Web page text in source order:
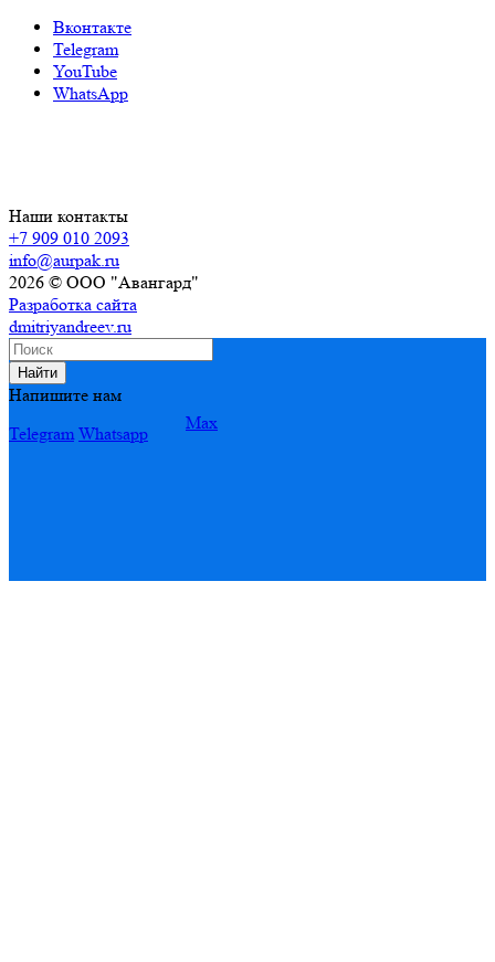
Вконтакте
Telegram
YouTube
WhatsApp
Наши контакты
+7 909 010 2093
info@aurpak.ru
2026 © ООО "Авангард"
Разработка сайта
dmitriyandreev.ru
Найти
Напишите нам
Telegram Whatsapp
Max